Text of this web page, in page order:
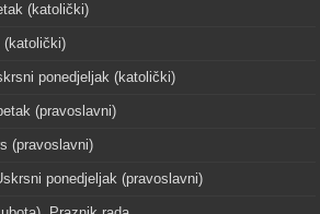
(katolički)
(katolički)
ponedjeljak (katolički)
(pravoslavni)
(pravoslavni)
ponedjeljak (pravoslavni)